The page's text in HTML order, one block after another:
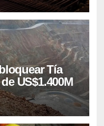
Tía
US$1.400M